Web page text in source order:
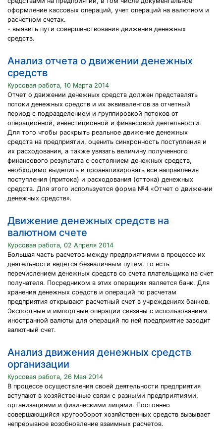
оформление кассовых операций, учет операций на валютном и
расчетном счетах.
- выявить пути совершенствования движения денежных
средств.
Анализ отчета о движении денежных
средств
Курсовая работа, 10 Марта 2014
Отчет о движении денежных средств должен представлять
потоки денежных средств и их эквивалентов за отчетный
период с подразделением и группировкой потоков от
операционной, инвестиционной и финансовой деятельности.
Для того чтобы раскрыть реальное движение денежных
средств на предприятии, оценить синхронность поступления и
их расходования, а также увязать величину полученного
финансового результата с состоянием денежных средств,
необходимо выделить и проанализировать все направления
поступления (притока) и расходования (оттока) денежных
средств. Для этого используется форма №4 «Отчет о движении
денежных средств».
Движение денежных средств на
валютном счете
Курсовая работа, 02 Апреля 2014
Большая часть расчетов между предприятиями в процессе их
деятельности ведется безналичным путем, то есть
перечислением денежных средств со счета плательщика на счет
получателя. Посредником в этих операциях является банк. Для
хранения денежных средств и операций по расчетам
предприятия открывают расчетный счет в учреждениях банков.
Экспортные и импортные операции связаны с использованием
иностранной валюты для операций по ней предприятие заводит
валютный счет.
Анализ движения денежных средств
организации
Курсовая работа, 26 Мая 2014
В процессе осуществления своей деятельности предприятия
вступают в хозяйственные связи с разными предприятиями,
организациями и физическими лицами. Постоянно
совершающийся кругооборот хозяйственных средств вызывает
непрерывное возобновление взаимных расчетов.